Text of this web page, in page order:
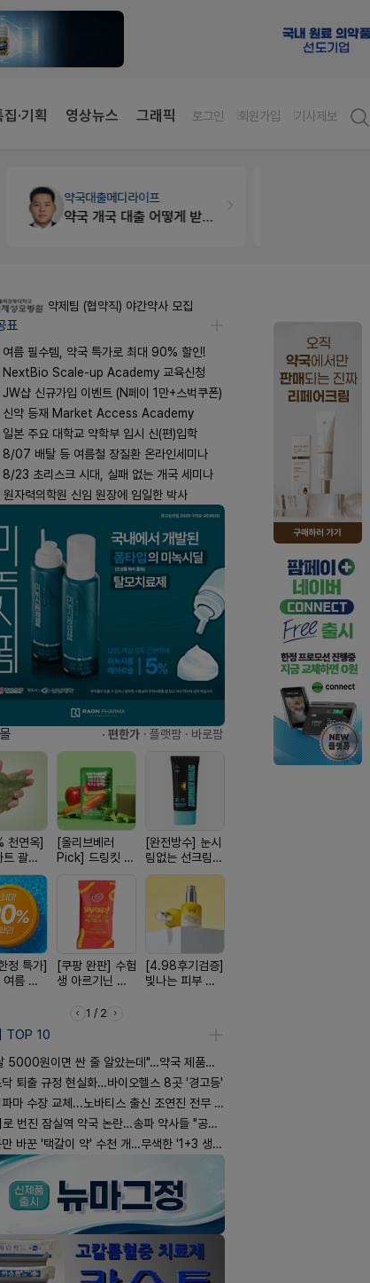
집·기획 영상뉴스 그래픽 로그인 회원가입 기사제보
약국대출메디라이프
약국 개국 대출 어떻게 받아야할지 어렵습니다
약제팀 (협약직) 야간약사 모집
표
여름 필수템, 약국 특가로 최대 90% 할인!
NextBio Scale-up Academy 교육신청
JW샵 신규가입 이벤트 (N페이 1만+스벅쿠폰)
신약 등재 Market Access Academy
일본 주요 대학교 약학부 입시 신(편)입학
8/07 배탈 등 여름철 장질환 온라인세미나
8/23 초리스크 시대, 실패 없는 개국 세미나
원자력의학원 신임 원장에 임일한 박사
· 편한가 · 플랫팜 · 바로팜
천연옥]
트 괄사
[올리브베러
Pick] 드링킷 건
[완전방수] 눈시
림없는 선크림
(SPF50+)
정 특가]
름 쿨
[쿠팡 완판] 수험
생 아르기닌 에
[4.98후기검증]
빛나는 피부 오
1 / 2
TOP 10
원이면 싼 줄 알았는데"…약국 제품과 비교해보니
닥 퇴출 규정 현실화…바이오헬스 8곳 '경고등'
마 수장 교체...노바티스 출신 조연진 전무 내정
번진 잠실역 약국 논란…송파 약사들 "공공성 훼손"
바꾼 '택갈이 약' 수천 개…무색한 '1+3 생동'